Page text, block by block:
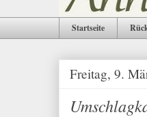
Startseite
Freitag, 9.